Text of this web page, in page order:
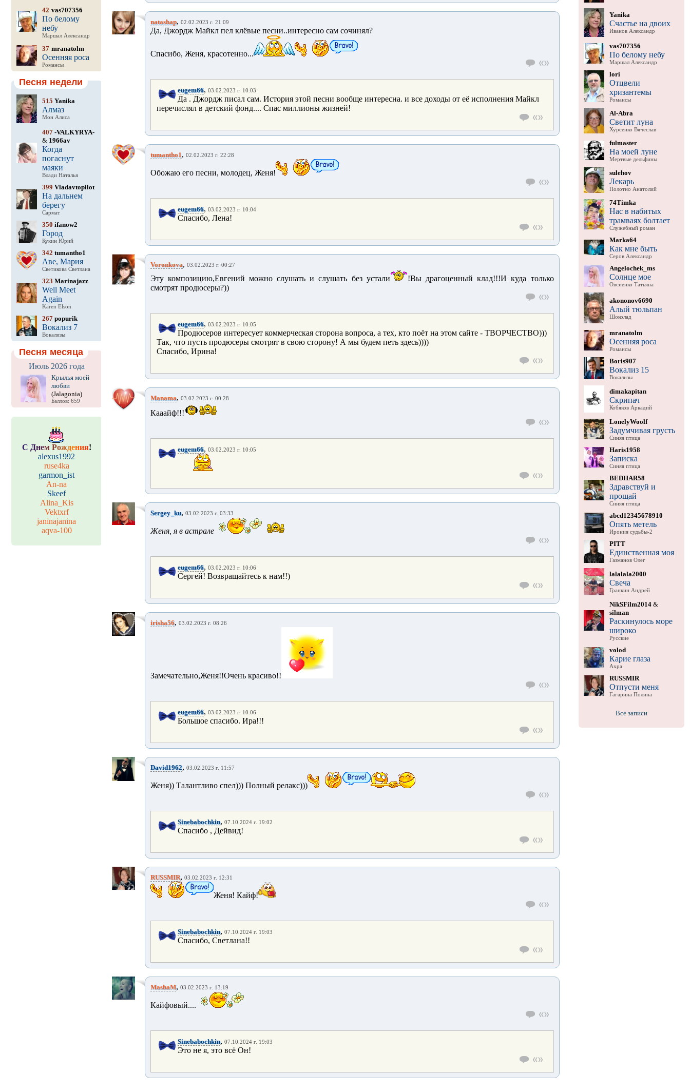
42 vas707356
По белому
небу
Маршал Александр
37 mranatolm
Осенняя роса
Романсы
Песня недели
515 Yanika
Алмаз
Мон Алиса
407-VALKYRYA-
& 1966av
Когда
погаснут
маяки
Влади Наталья
399 Vladavtopilot
На дальнем
берегу
Сармат
350 ifanow2
Город
Кукин Юрий
342 tumantho1
Аве, Мария
Светикова Светлана
323 Marinajazz
Well Meet
Again
Karen Elson
267popurik
Вокализ 7
Вокализы
Песня месяца
Июль 2026 года
Крылья моей
любви
(Jalagonia)
Баллов: 659
С Днем Рождения!
alexus1992
ruse4ka
garmon_ist
An-na
Skeef
Alina_Kis
Vektxrf
janinajanina
aqva-100
natashap, 02.02.2023 г. 21:09
Да, Джордж Майкл пел клёвые песни..интересно сам сочинял?
Спасибо, Женя, красотенно...
eugem66, 03.02.2023 г. 10:03
Да . Джордж писал сам. История этой песни вообще интересна. и все доходы от её исполнения Майкл
перечислял в детский фонд.... Спас миллионы жизней!
tumantho1, 02.02.2023 г. 22:28
Обожаю его песни, молодец, Женя!
eugem66, 03.02.2023 г. 10:04
Спасибо, Лена!
Voronkova, 03.02.2023 г. 00:27
Эту композицию,Евгений можно слушать и слушать без устали
!Вы драгоценный клад!!!И куда только
смотрят продюсеры?))
eugem66, 03.02.2023 г. 10:05
Продюсеров интересует коммерческая сторона вопроса, а тех, кто поёт на этом сайте - ТВОРЧЕСТВО)))
Так, что пусть продюсеры смотрят в свою сторону! А мы будем петь здесь))))
Спасибо, Ирина!
Manama, 03.02.2023 г. 00:28
Кааайф!!!
eugem66, 03.02.2023 г. 10:05
Sergey_ku, 03.02.2023 г. 03:33
Женя, я в астрале
eugem66, 03.02.2023 г. 10:06
Сергей! Возвращайтесь к нам!!)
irisha56, 03.02.2023 г. 08:26
Замечательно,Женя!!Очень красиво!!
eugem66, 03.02.2023 г. 10:06
Большое спасибо. Ира!!!
David1962, 03.02.2023 г. 11:57
Женя)) Талантливо спел))) Полный релакс)))
Sinebabochkin, 07.10.2024 г. 19:02
Спасибо , Дейвид!
RUSSMIR, 03.02.2023 г. 12:31
Женя! Кайф!
Sinebabochkin, 07.10.2024 г. 19:03
Спасибо, Светлана!!
MashaM, 03.02.2023 г. 13:19
Кайфовый....
Sinebabochkin, 07.10.2024 г. 19:03
Это не я, это всё Он!
Yanika
Счастье на двоих
Иванов Александр
vas707356
По белому небу
Маршал Александр
lori
Отцвели
хризантемы
Романсы
Al-Abra
Светит луна
Хурсенко Вячеслав
fulmaster
На моей луне
Мертвые дельфины
sulehov
Лекарь
Полотно Анатолий
74Timka
Нас в набитых
трамваях болтает
Служебный роман
Marka64
Как мне быть
Серов Александр
Angelochek_ms
Солнце мое
Овсиенко Татьяна
akononov6690
Алый тюльпан
Шоколад
mranatolm
Осенняя роса
Романсы
Boris907
Вокализ 15
Вокализы
dimakapitan
Скрипач
Кобяков Аркадий
LonelyWoolf
Задумчивая грусть
Синяя птица
Haris1958
Записка
Синяя птица
BEDHAR58
Здравствуй и
прощай
Синяя птица
abcd12345678910
Опять метель
Ирония судьбы-2
PITT
Единственная моя
Газманов Олег
lalalala2000
Свеча
Гранкин Андрей
NikSFilm2014&
silman
Раскинулось море
широко
Русские
volod
Карие глаза
Ахра
RUSSMIR
Отпусти меня
Гагарина Полина
Все записи